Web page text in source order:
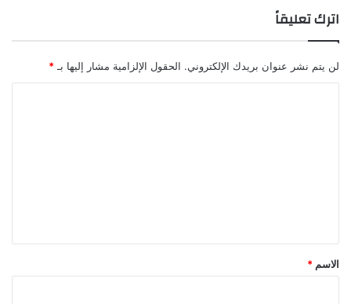
اترك تعليقاً
لن يتم نشر عنوان بريدك الإلكتروني. الحقول الإلزامية مشار إليها بـ *
*
الاسم *